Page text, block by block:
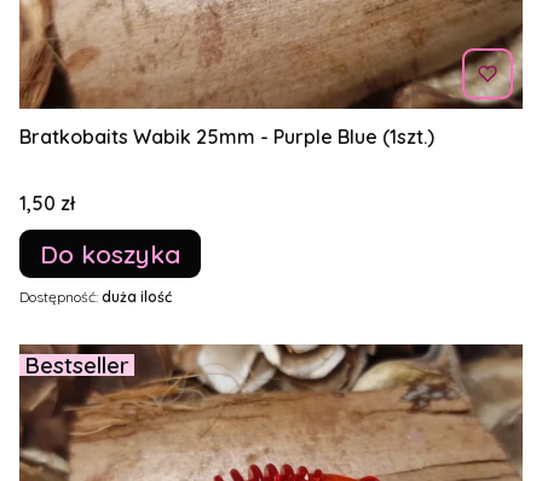
Bratkobaits Wabik 25mm - Purple Blue (1szt.)
Cena
1,50 zł
Do koszyka
Dostępność: duża ilość
Bestseller